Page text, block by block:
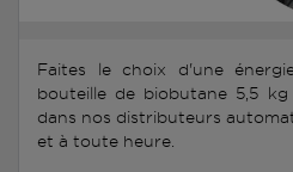
Faites le choix d'une
bouteille de biobutane 5,5
dans nos distributeurs
et à toute heure.